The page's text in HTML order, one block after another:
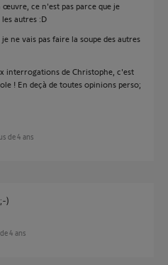
œuvre, ce n'est pas parce que je
autres :D
ne vais pas faire la soupe des autres
interrogations de Christophe, c'est
! En deçà de toutes opinions perso;
de 4 ans
)
4 ans